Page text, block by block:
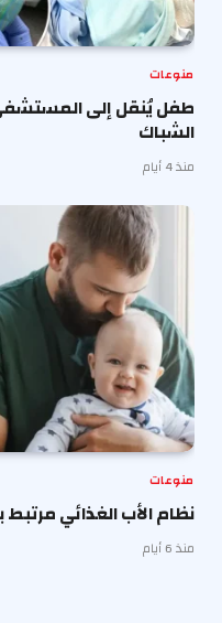
منوعات
طفل يُنقل إلى
الشباك
منذ 4 أيام
منوعات
نظام الأب الغذائي
منذ 6 أيام